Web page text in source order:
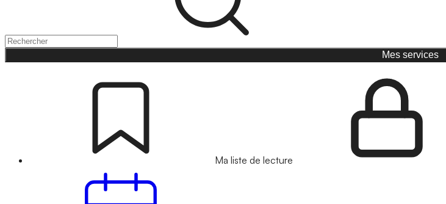
Mes services
Ma liste de lecture